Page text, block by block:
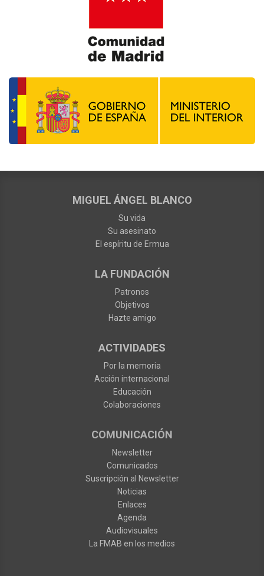
MIGUEL ÁNGEL BLANCO
Su vida
Su asesinato
El espíritu de Ermua
LA FUNDACIÓN
Patronos
Objetivos
Hazte amigo
ACTIVIDADES
Por la memoria
Acción internacional
Educación
Colaboraciones
COMUNICACIÓN
Newsletter
Comunicados
Suscripción al Newsletter
Noticias
Enlaces
Agenda
Audiovisuales
La FMAB en los medios